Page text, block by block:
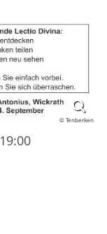
© Tenberken